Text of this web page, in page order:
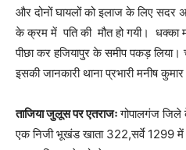
और दोनों घायलों को इलाज के लिए सदर
के क्रम में पति की मौत हो गयी। धक्का
पीछा कर हजियापुर के समीप पकड़
इसकी जानकारी थाना प्रभारी मनीष
ताजिया जुलूस पर एतराजःगोपालगंज जिले
एक निजी भूखंड खाता 322,सर्वे 1299 में